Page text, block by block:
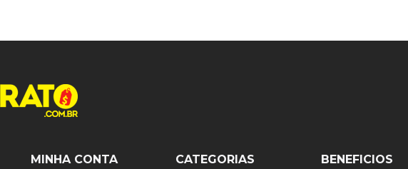
MINHA CONTA CATEGORIAS BENEFICIOS